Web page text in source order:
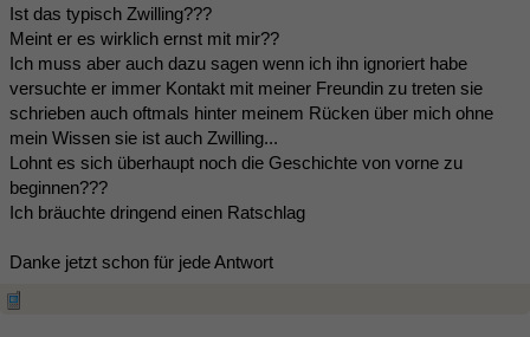
Ist das typisch Zwilling???
Meint er es wirklich ernst mit mir??
Ich muss aber auch dazu sagen wenn ich ihn ignoriert habe
versuchte er immer Kontakt mit meiner Freundin zu treten sie
schrieben auch oftmals hinter meinem Rücken über mich ohne
mein Wissen sie ist auch Zwilling...
Lohnt es sich überhaupt noch die Geschichte von vorne zu
beginnen???
Ich bräuchte dringend einen Ratschlag
Danke jetzt schon für jede Antwort